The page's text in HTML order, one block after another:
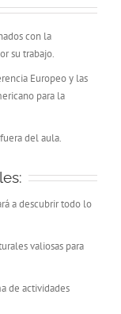
con la
su trabajo.
Europeo y las
para la
del aula.
a descubrir todo lo
valiosas para
de actividades